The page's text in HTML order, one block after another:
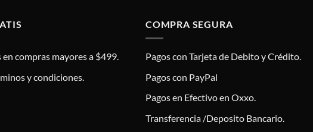
compras mayores a $499.
y condiciones.
COMPRA SEGURA
Pagos con Tarjeta de Debito y Crédito.
Pagos con PayPal
Pagos en Efectivo en Oxxo.
Transferencia /Deposito Bancario.